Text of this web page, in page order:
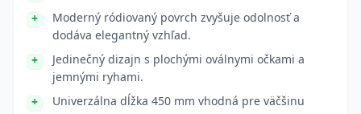
Moderný ródiovaný povrch zvyšuje odolnosť a
dodáva elegantný vzhľad.
Jedinečný dizajn s plochými oválnymi očkami a
jemnými ryhami.
Univerzálna dĺžka 450 mm vhodná pre väčšinu